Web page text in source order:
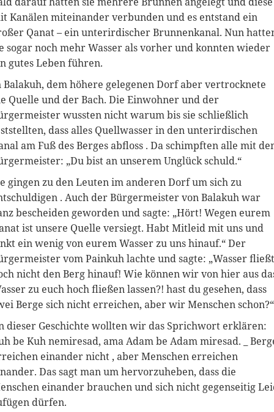
Kanälen miteinander verbunden und es entstand ein
Qanat – ein unterirdischer Brunnenkanal. Nun
sogar noch mehr Wasser als vorher und konnten wieder
gutes Leben führen.
Balakuh, dem höhere gelegenen Dorf aber vertrocknete
Quelle und der Bach. Die Einwohner und der
wussten nicht warum bis sie schließlich
dass alles Quellwasser in den unterirdischen
am Fuß des Berges abfloss . Da schimpften alle mit
„Du bist an unserem Unglück schuld.“
gingen zu den Leuten im anderen Dorf um sich zu
. Auch der Bürgermeister von Balakuh war
bescheiden geworden und sagte: „Hört! Wegen eurem
ist unsere Quelle versiegt. Habt Mitleid mit uns und
ein wenig von eurem Wasser zu uns hinauf.“ Der
vom Painkuh lachte und sagte: „Wasser fließt
nicht den Berg hinauf! Wie können wir von hier aus
zu euch hoch fließen lassen?! hast du gesehen, dass
Berge sich nicht erreichen, aber wir Menschen schon?“
dieser Geschichte wollten wir das Sprichwort erklären:
be Kuh nemiresad, ama Adam be Adam miresad. _
einander nicht , aber Menschen erreichen
Das sagt man um hervorzuheben, dass die
einander brauchen und sich nicht gegenseitig
dürfen.